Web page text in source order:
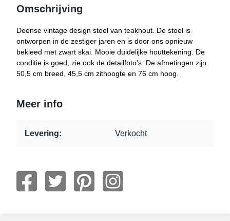
Omschrijving
Deense vintage design stoel van teakhout. De stoel is
ontworpen in de zestiger jaren en is door ons opnieuw
bekleed met zwart skai. Mooie duidelijke houttekening. De
conditie is goed, zie ook de detailfoto's. De afmetingen zijn
50,5 cm breed, 45,5 cm zithoogte en 76 cm hoog.
Meer info
Levering: Verkocht